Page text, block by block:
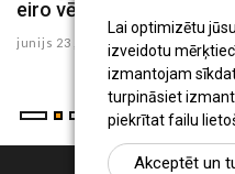
Lai optimizētu
izveidotu
izmantojam
turpināsiet
piekrītat failu
Akceptēt un
eiro vērtībā
junijs 23 , 2026